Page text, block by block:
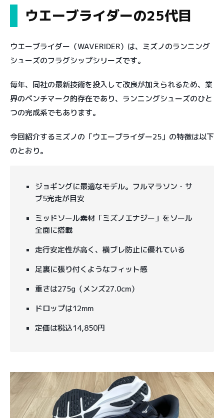
ウエーブライダーの25代目
ウエーブライダー（WAVERIDER）は、ミズノのランニング
シューズのフラグシップシリーズです。
毎年、同社の最新技術を投入して改良が加えられるため、業
界のベンチマーク的存在であり、ランニングシューズのひと
つの完成系でもあります。
今回紹介するミズノの「ウエーブライダー25」の特徴は以下
のとおり。
ジョギングに最適なモデル。フルマラソン・サ
ブ5完走が目安
ミッドソール素材「ミズノエナジー」をソール
全面に搭載
走行安定性が高く、横ブレ防止に優れている
足裏に張り付くようなフィット感
重さは275g（メンズ27.0cm）
ドロップは12mm
定価は税込14,850円